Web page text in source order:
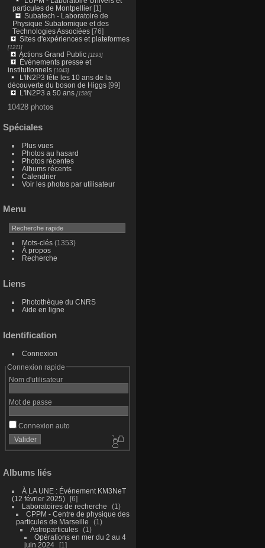
particules de Montpellier[1]
Subatech - Laboratoire de
Physique Subatomique et des
Technologies Associées[76]
Sites d'expériences et plateformes
[1211]
Actions Grand Public[1193]
Événements presse et
institutionnels[1043]
L'IN2P3 fête les 10 ans de la
découverte du boson de Higgs[99]
L'IN2P3 a 50 ans[1586]
10428 photos
Spéciales
Plus vues
Photos au hasard
Photos récentes
Albums récents
Calendrier
Voir les photos par utilisateur
Menu
Mots-clés(1353)
À propos
Recherche
Liens
Photothèque du CNRS
Aide en ligne
Identification
Connexion
Connexion rapide
Nom d'utilisateur
Mot de passe
Connexion auto
Albums liés
À LA UNE : Événement KM3NeT
(12 février 2025)
6
Laboratoires de recherche
1
CPPM - Centre de physique des
particules de Marseille
1
Astroparticules
1
Opérations en mer du 2 au 4
juin 2024
1